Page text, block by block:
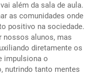
além da sala de aula.
as comunidades onde
positivo na sociedade.
nossos alunos, mas
diretamente os
impulsiona o
nutrindo tanto mentes